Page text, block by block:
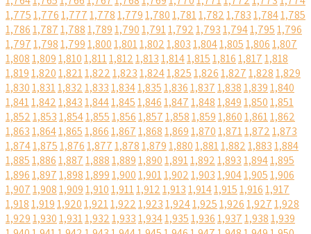
1,7751,7761,7771,7781,7791,7801,7811,7821,7831,7841,785
1,7861,7871,7881,7891,7901,7911,7921,7931,7941,7951,796
1,7971,7981,7991,8001,8011,8021,8031,8041,8051,8061,807
1,8081,8091,8101,8111,8121,8131,8141,8151,8161,8171,818
1,8191,8201,8211,8221,8231,8241,8251,8261,8271,8281,829
1,8301,8311,8321,8331,8341,8351,8361,8371,8381,8391,840
1,8411,8421,8431,8441,8451,8461,8471,8481,8491,8501,851
1,8521,8531,8541,8551,8561,8571,8581,8591,8601,8611,862
1,8631,8641,8651,8661,8671,8681,8691,8701,8711,8721,873
1,8741,8751,8761,8771,8781,8791,8801,8811,8821,8831,884
1,8851,8861,8871,8881,8891,8901,8911,8921,8931,8941,895
1,8961,8971,8981,8991,9001,9011,9021,9031,9041,9051,906
1,9071,9081,9091,9101,9111,9121,9131,9141,9151,9161,917
1,9181,9191,9201,9211,9221,9231,9241,9251,9261,9271,928
1,9291,9301,9311,9321,9331,9341,9351,9361,9371,9381,939